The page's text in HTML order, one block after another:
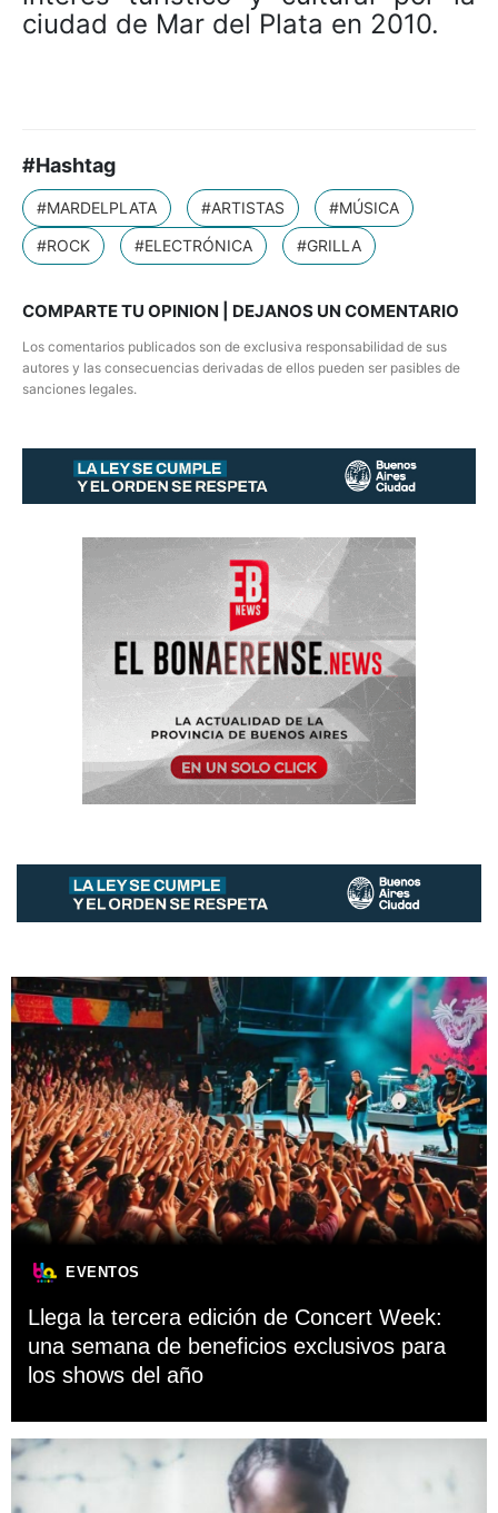
ciudad de Mar del Plata en 2010.
#Hashtag
#MARDELPLATA #ARTISTAS
#MÚSICA
#ROCK
#ELECTRÓNICA #GRILLA
COMPARTE TU OPINION | DEJANOS UN COMENTARIO
Los comentarios publicados son de exclusiva responsabilidad de sus
autores y las consecuencias derivadas de ellos pueden ser pasibles de
sanciones legales.
EVENTOS
Llega la tercera edición de Concert Week:
una semana de beneficios exclusivos para
los shows del año